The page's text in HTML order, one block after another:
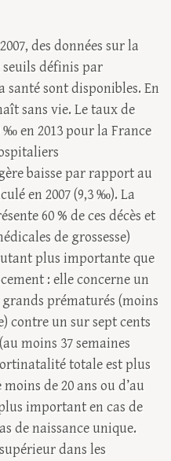
des données sur la
définis par
santé sont disponibles. En
sans vie. Le taux de
en 2013 pour la France
baisse par rapport au
en 2007 (9,3 ‰). La
60 % de ces décès et
de grossesse)
plus importante que
: elle concerne un
prématurés (moins
contre un sur sept cents
moins 37 semaines
totale est plus
de 20 ans ou d’au
important en cas de
de naissance unique.
dans les